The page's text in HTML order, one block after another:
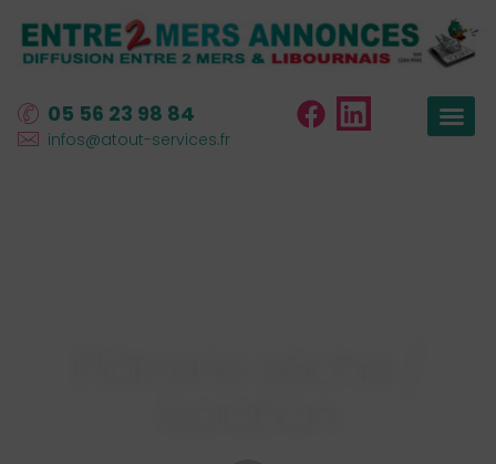
05 56 23 98 84
infos@atout-services.fr